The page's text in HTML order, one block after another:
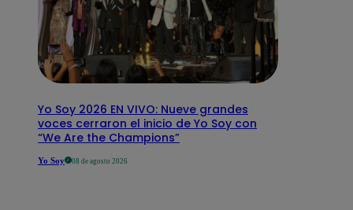
Yo Soy 2026 EN VIVO: Nueve grandes
voces cerraron el inicio de Yo Soy con
“We Are the Champions”
Yo Soy 08 de agosto 2026